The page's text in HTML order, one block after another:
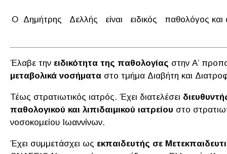
Ο Δημήτρης Δελλής είναι ειδικός παθολόγος και
Έλαβε την ειδικότητα της παθολογίας στην Α’
μεταβολικά νοσήματα στο τμήμα Διαβήτη και
Τέως στρατιωτικός ιατρός. Έχει διατελέσει
παθολογικού και λιπιδαιμικού ιατρείου στο
νοσοκομείου Ιωαννίνων.
Έχει συμμετάσχει ως εκπαιδευτής σε